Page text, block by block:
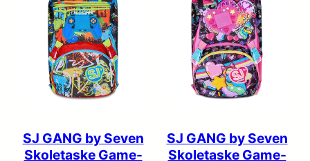
SJ GANG by Seven
Skoletaske Game-
SJ GANG by Seven
Skoletaske Game-